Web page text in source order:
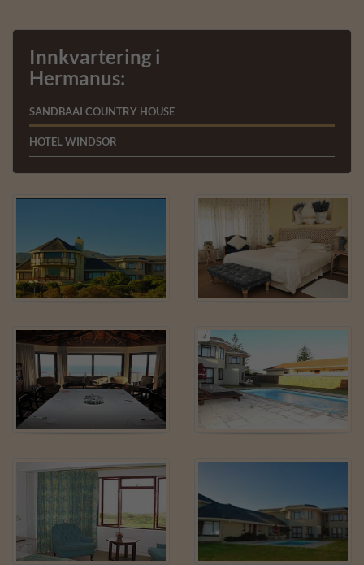
Innkvartering i
Hermanus:
SANDBAAI COUNTRY HOUSE
HOTEL WINDSOR